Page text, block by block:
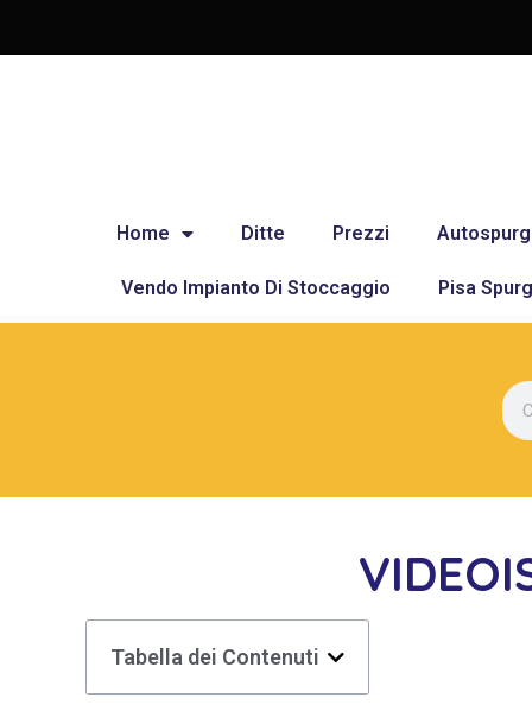
Home Ditte Prezzi
Vendo Impianto Di Stoccaggio Pisa
Tabella dei Contenuti